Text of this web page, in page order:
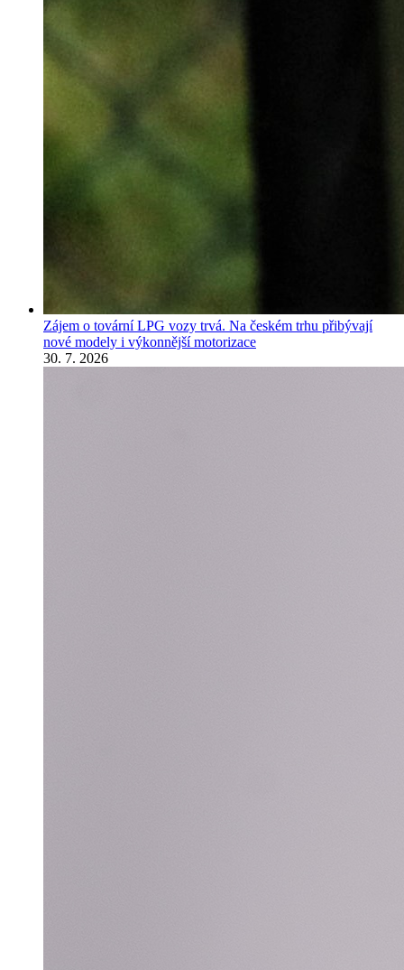
Zájem o tovární LPG vozy trvá. Na českém trhu přibývají
nové modely i výkonnější motorizace
30. 7. 2026